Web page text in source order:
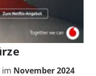
im November 2024